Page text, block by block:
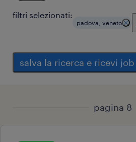
filtri selezionati:
padova, veneto
salva la ricerca e ricevi
pagina 8